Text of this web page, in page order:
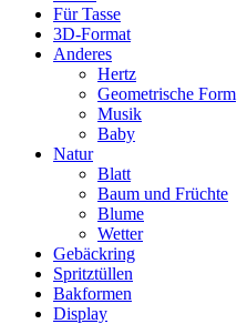
Für Tasse
3D-Format
Anderes
Hertz
Geometrische Form
Musik
Baby
Natur
Blatt
Baum und Früchte
Blume
Wetter
Gebäckring
Spritztüllen
Bakformen
Display